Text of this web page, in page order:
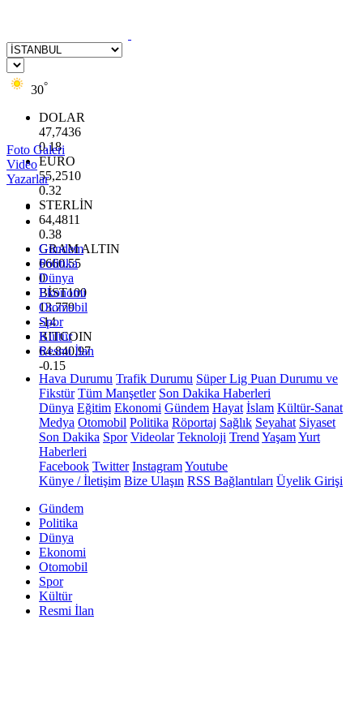
30°
DOLAR
47,7436
0.18
EURO
55,2510
0.32
STERLİN
64,4811
0.38
GRAM ALTIN
6660.55
0
BİST100
13.779
-14
BITCOIN
64.840,97
-0.15
Foto Galeri
Video
Yazarlar
Gündem
Politika
Dünya
Ekonomi
Otomobil
Spor
Kültür
Resmi İlan
Hava Durumu Trafik Durumu Süper Lig Puan Durumu ve
Fikstür Tüm Manşetler Son Dakika Haberleri
Dünya Eğitim Ekonomi Gündem Hayat İslam Kültür-Sanat
Medya Otomobil Politika Röportaj Sağlık Seyahat Siyaset
Son Dakika Spor Videolar Teknoloji Trend YaşamYurt
Haberleri
Facebook Twitter InstagramYoutube
Künye / İletişim Bize Ulaşın RSS Bağlantıları Üyelik Girişi
Gündem
Politika
Dünya
Ekonomi
Otomobil
Spor
Kültür
Resmi İlan